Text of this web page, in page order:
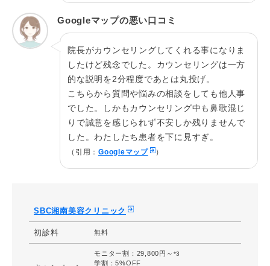
施術名 タルミ取り併用全切開法二重
施術の説
皮膚を切開し、皮下にある眼輪筋や瞼板、眼窩隔
膜などを処理して切開したラインに強固な二重を
320,000円
だるさ・熱感・頭痛・蕁麻疹・痒み・むくみ・発
熱・咳・冷や汗・胸痛、目がゴロゴロする、施術
箇所の知覚の麻痺・鈍さ、しびれ、傷痕のもり上
がり・凹み ・色素沈着、希望と異なると感じる、
仕上がりに左右差があると感じるなどを生じるこ
Googleマップの悪い口コミ
院長がカウンセリングしてくれる事になりま
したけど残念でした。カウンセリングは一方
的な説明を2分程度であとは丸投げ。
こちらから質問や悩みの相談をしても他人事
でした。しかもカウンセリング中も鼻歌混じ
りで誠意を感じられず不安しか残りませんで
した。わたしたち患者を下に見すぎ。
（引用： Googleマップ ）
SBC湘南美容クリニック
初診料 無料
モニター割：29,800円～ *3
​​​​​学割：5%OFF